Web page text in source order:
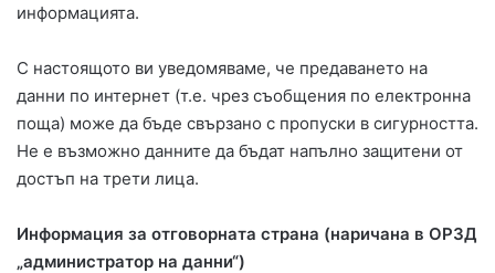
информацията.
С настоящото ви уведомяваме, че предаването на
данни по интернет (т.е. чрез съобщения по електронна
поща) може да бъде свързано с пропуски в сигурността.
Не е възможно данните да бъдат напълно защитени от
достъп на трети лица.
Информация за отговорната страна (наричана в ОРЗД
„администратор на данни“)